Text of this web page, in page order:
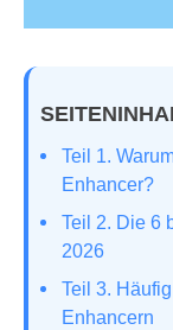
Teil 1.
Enhancer?
Teil 2. Die 6
2026
Teil 3.
Enhancern